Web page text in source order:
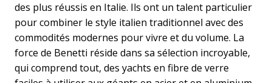
des plus réussis en Italie. Ils ont un talent particulier
pour combiner le style italien traditionnel avec des
commodités modernes pour vivre et du volume. La
force de Benetti réside dans sa sélection incroyable,
qui comprend tout, des yachts en fibre de verre